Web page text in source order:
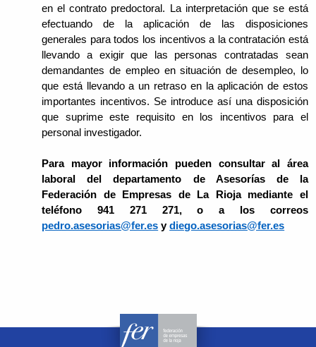
en el contrato predoctoral. La interpretación que se está
efectuando de la aplicación de las disposiciones
generales para todos los incentivos a la contratación está
llevando a exigir que las personas contratadas sean
demandantes de empleo en situación de desempleo, lo
que está llevando a un retraso en la aplicación de estos
importantes incentivos. Se introduce así una disposición
que suprime este requisito en los incentivos para el
personal investigador.
Para mayor información pueden consultar al área
laboral del departamento de Asesorías de la
Federación de Empresas de La Rioja mediante el
teléfono 941 271 271, o a los correos
pedro.asesorias@fer.es ydiego.asesorias@fer.es